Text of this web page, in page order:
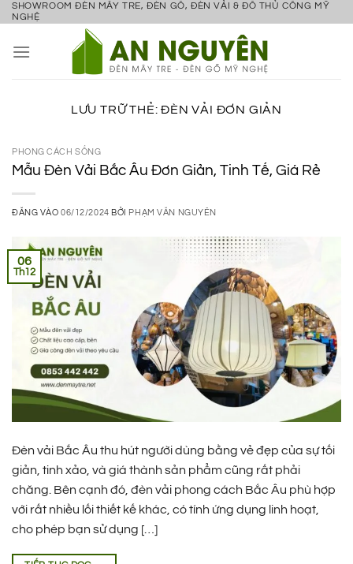
Bỏ
nội
SHOWROOM ĐÈN MÂY TRE, ĐÈN GỖ, ĐÈN VẢI & ĐỒ THỦ CÔNG MỸ
NGHỆ
LƯU TRỮ THẺ:ĐÈN VẢI ĐƠN GIẢN
PHONG CÁCH SỐNG
Mẫu Đèn Vải Bắc Âu Đơn Giản, Tinh Tế, Giá Rẻ
ĐĂNG VÀO06/12/2024 BỞI PHẠM VĂN NGUYÊN
06
Th12
Đèn vải Bắc Âu thu hút người dùng bằng vẻ đẹp của sự tối
giản, tinh xảo, và giá thành sản phẩm cũng rất phải
chăng. Bên cạnh đó, đèn vải phong cách Bắc Âu phù hợp
với rất nhiều lối thiết kế khác, có tính ứng dụng linh hoạt,
cho phép bạn sử dụng […]